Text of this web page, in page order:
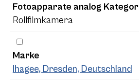
Fotoapparate analog
Rollfilmkamera
Marke
Ihagee, Dresden, Deutschland